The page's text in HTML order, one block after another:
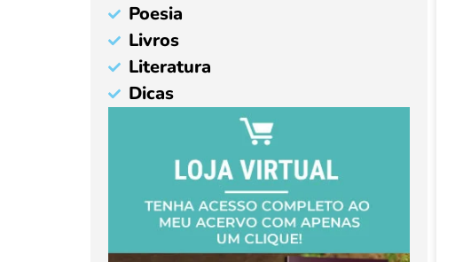
Poesia
Livros
Literatura
Dicas